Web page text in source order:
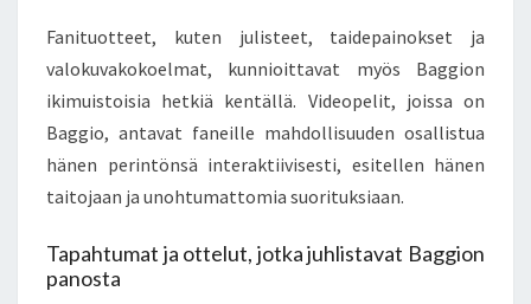
Fanituotteet, kuten julisteet, taidepainokset ja
valokuvakokoelmat, kunnioittavat myös Baggion
ikimuistoisia hetkiä kentällä. Videopelit, joissa on
Baggio, antavat faneille mahdollisuuden osallistua
hänen perintönsä interaktiivisesti, esitellen hänen
taitojaan ja unohtumattomia suorituksiaan.
Tapahtumat ja ottelut, jotka juhlistavat Baggion
panosta